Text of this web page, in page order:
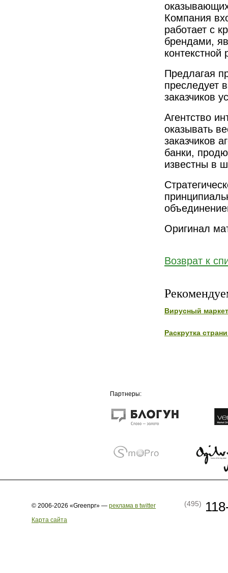
Компания
работает с
брендами,
Предлагая
преследует
заказчиков
Агентство
оказывать
заказчиков
банки,
известны в
Оригинал
Возврат к
Вирусный
Раскрутка
Партнеры:
© 2006-2026 «Greenpr» — реклама в twitter
Карта сайта
(495)